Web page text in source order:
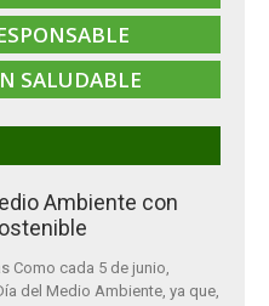
SALUDABLE
Ambiente con
Como cada 5 de junio,
del Medio Ambiente, ya que,